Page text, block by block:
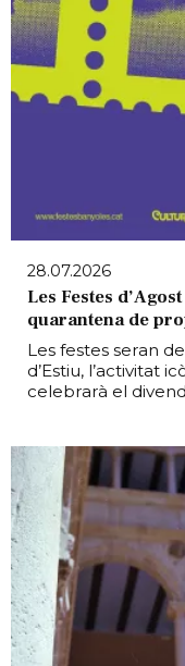
28.07.2026
Les Festes
quarantena de
Les festes seran
d’Estiu, l’activitat
celebrarà el